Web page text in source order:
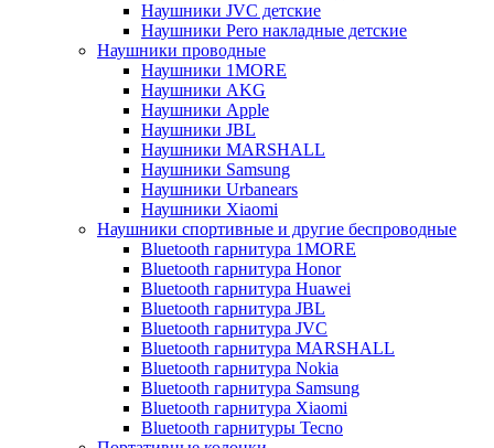
Наушники JVC детские
Наушники Pero накладные детские
Наушники проводные
Наушники 1MORE
Наушники AKG
Наушники Apple
Наушники JBL
Наушники MARSHALL
Наушники Samsung
Наушники Urbanears
Наушники Xiaomi
Наушники спортивные и другие беспроводные
Bluetooth гарнитура 1MORE
Bluetooth гарнитура Honor
Bluetooth гарнитура Huawei
Bluetooth гарнитура JBL
Bluetooth гарнитура JVC
Bluetooth гарнитура MARSHALL
Bluetooth гарнитура Nokia
Bluetooth гарнитура Samsung
Bluetooth гарнитура Xiaomi
Bluetooth гарнитуры Tecno